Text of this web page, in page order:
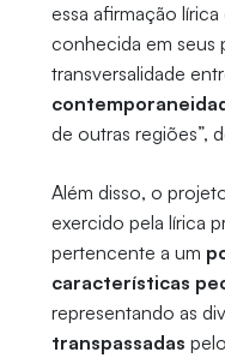
essa afirmação
conhecida em seus
transversalidade
de outras regiões”,
Além disso, o
exercido pela lírica
pertencente a um
características
representando as
transpassadas